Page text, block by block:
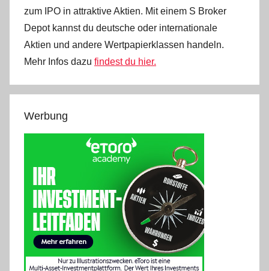
zum IPO in attraktive Aktien. Mit einem S Broker
Depot kannst du deutsche oder internationale
Aktien und andere Wertpapierklassen handeln.
Mehr Infos dazu findest du hier.
Werbung